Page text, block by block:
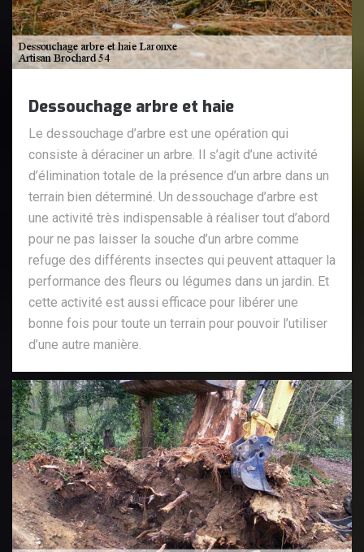
Dessouchage arbre et haie
Le dessouchage d’arbre est une opération qui
consiste à déraciner un arbre. Il s’agit d’une activité
d’élimination totale de la présence d’un arbre dans un
terrain bien déterminé. Un dessouchage d’arbre est
une activité très indispensable à réaliser tout d’abord
pour ne pas laisser la souche d’un arbre comme
refuge des différents insectes qui peuvent attaquer la
performance des fleurs ou légumes dans un jardin. Et
cette activité est aussi efficace pour libérer une
bonne fois pour toute un terrain pour pouvoir l’utiliser
d’une autre manière.